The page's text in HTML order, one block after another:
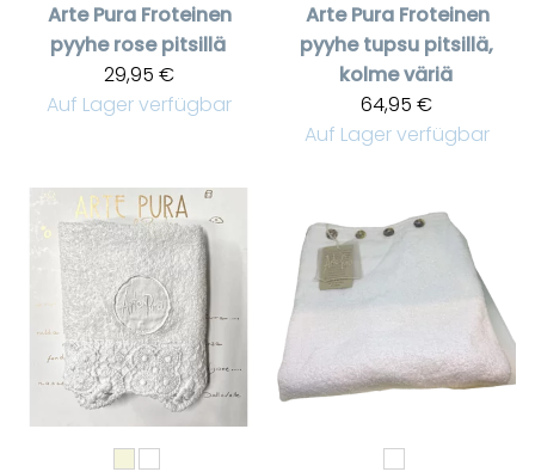
Arte Pura Froteinen
pyyhe rose pitsillä
29,95 €
Auf Lager verfügbar
Arte Pura Froteinen
pyyhe tupsu pitsillä,
kolme väriä
64,95 €
Auf Lager verfügbar